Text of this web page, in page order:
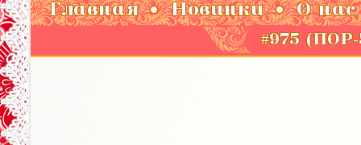
Главная Новинки О нас
#975